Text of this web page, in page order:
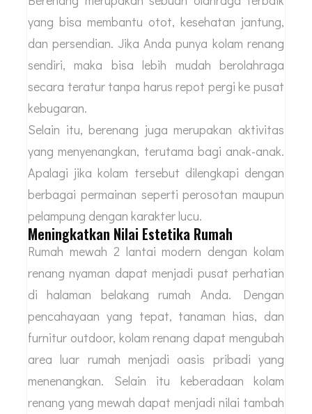
yang bisa membantu otot, kesehatan jantung,
dan persendian. Jika Anda punya kolam renang
sendiri, maka bisa lebih mudah berolahraga
secara teratur tanpa harus repot pergi ke pusat
kebugaran.
Selain itu, berenang juga merupakan aktivitas
yang menyenangkan, terutama bagi anak-anak.
Apalagi jika kolam tersebut dilengkapi dengan
berbagai permainan seperti perosotan maupun
pelampung dengan karakter lucu.
Meningkatkan Nilai Estetika Rumah
Rumah mewah 2 lantai modern dengan kolam
renang nyaman dapat menjadi pusat perhatian
di halaman belakang rumah Anda. Dengan
pencahayaan yang tepat, tanaman hias, dan
furnitur outdoor, kolam renang dapat mengubah
area luar rumah menjadi oasis pribadi yang
menenangkan. Selain itu keberadaan kolam
renang yang mewah dapat menjadi nilai tambah